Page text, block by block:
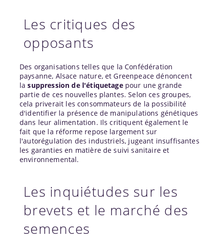
Les critiques des
opposants
Des organisations telles que la Confédération
paysanne, Alsace nature, et Greenpeace dénoncent
lasuppression de l'étiquetagepour une grande
partie de ces nouvelles plantes. Selon ces groupes,
cela priverait les consommateurs de la possibilité
d'identifier la présence de manipulations génétiques
dans leur alimentation. Ils critiquent également le
fait que la réforme repose largement sur
l'autorégulation des industriels, jugeant insuffisantes
les garanties en matière de suivi sanitaire et
environnemental.
Les inquiétudes sur les
brevets et le marché des
semences